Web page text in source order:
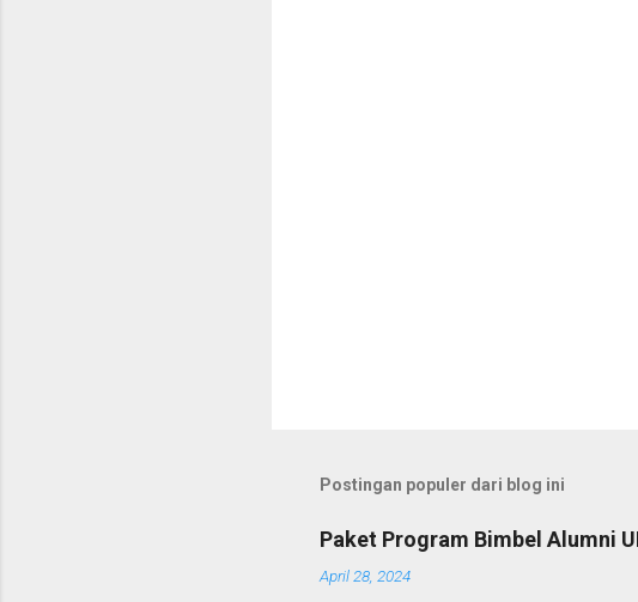
Postingan populer dari blog ini
Paket Program Bimbel Alumni
April 28, 2024